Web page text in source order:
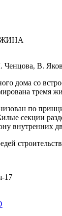
Ченцова, В.
дома со
по
секции
внутренних
17